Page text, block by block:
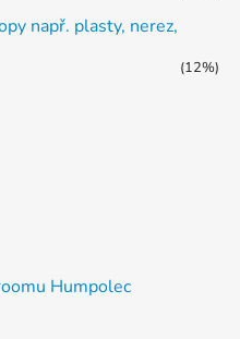
např. plasty, nerez,
(12%)
Humpolec